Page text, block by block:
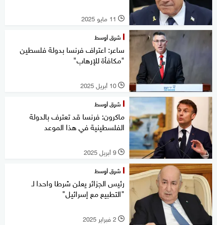
l 11 مايو 2025
شرق أوسط
ساعر: اعتراف فرنسا بدولة فلسطين
"مكافأة للإرهاب"
l 10 أبريل 2025
شرق أوسط
ماكرون: فرنسا قد تعترف بالدولة
الفلسطينية في هذا الموعد
l 9 أبريل 2025
شرق أوسط
رئيس الجزائر يعلن شرطا واحدا لـ
"التطبيع مع إسرائيل"
l 2 فبراير 2025